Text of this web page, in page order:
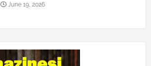
June 19, 2026